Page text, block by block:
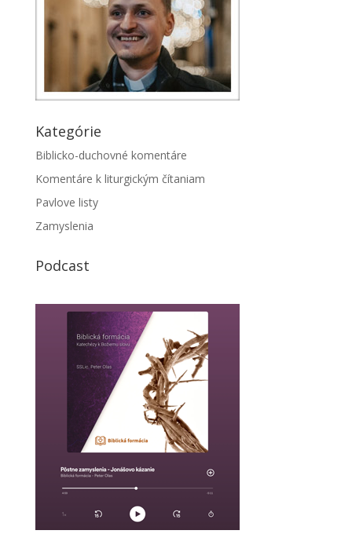
Kategórie
Biblicko-duchovné komentáre
Komentáre k liturgickým čítaniam
Pavlove listy
Zamyslenia
Podcast